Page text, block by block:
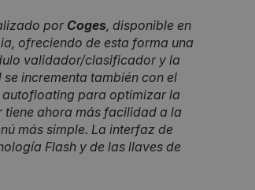
por Coges, disponible en
ofreciendo de esta forma una
validador/clasificador y la
incrementa también con el
para optimizar la
ahora más facilidad a la
más simple. La interfaz de
Flash y de las llaves de